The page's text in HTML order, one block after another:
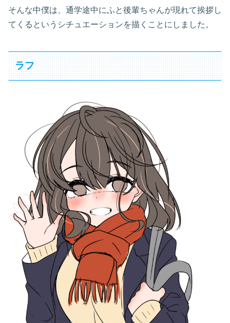
そんな中僕は、通学途中にふと後輩ちゃんが現れて挨拶し
てくるというシチュエーションを描くことにしました。
ラフ